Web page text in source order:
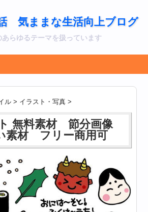
気ままな生活向上ブログ
あらゆるテーマを扱っています
ル > イラスト・写真 >
無料素材 節分画像
素材 フリー商用可